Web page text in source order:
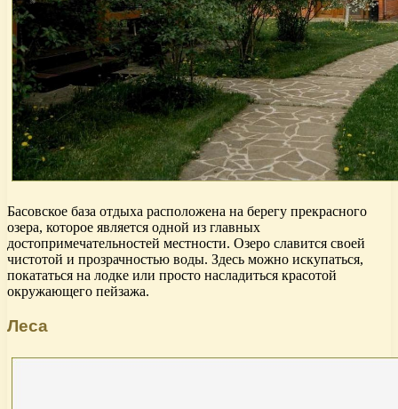
Басовское база отдыха расположена на берегу прекрасного
озера, которое является одной из главных
достопримечательностей местности. Озеро славится своей
чистотой и прозрачностью воды. Здесь можно искупаться,
покататься на лодке или просто насладиться красотой
окружающего пейзажа.
Леса